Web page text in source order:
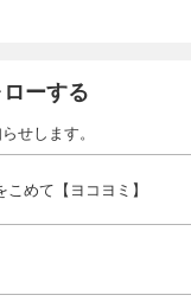
を表示する
聖女より報復をこめて【
を表示する
ーする
せします。
めて【ヨコヨミ】